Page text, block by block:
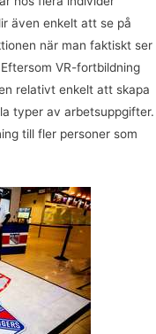
även enkelt att se på
när man faktiskt ser
VR-fortbildning
relativt enkelt att skapa
typer av arbetsuppgifter.
till fler personer som